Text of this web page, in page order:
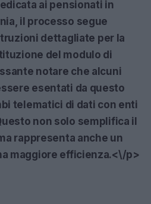
ai pensionati in
il processo segue
dettagliate per la
del modulo di
notare che alcuni
esentati da questo
telematici di dati con enti
non solo semplifica il
rappresenta anche un
maggiore efficienza.<\/p>